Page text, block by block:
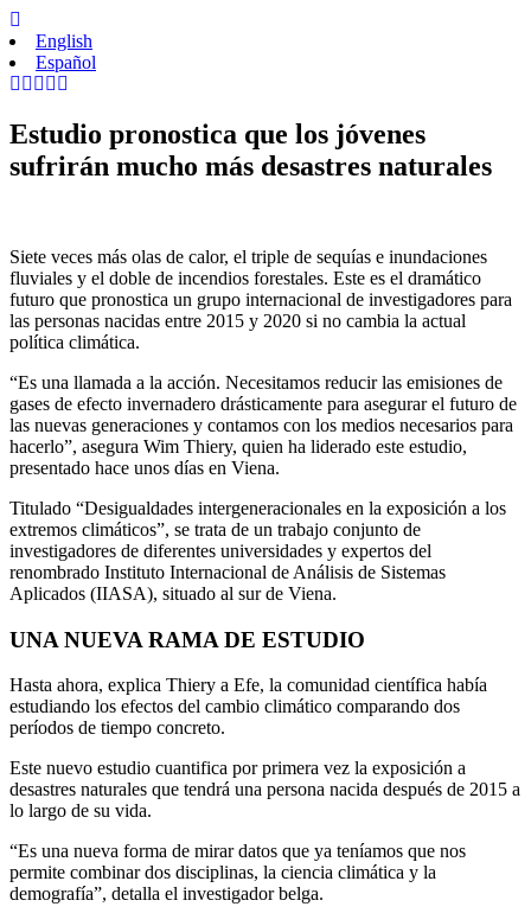
English
Español
Estudio pronostica que los jóvenes
sufrirán mucho más desastres naturales
Siete veces más olas de calor, el triple de sequías e inundaciones
fluviales y el doble de incendios forestales. Este es el dramático
futuro que pronostica un grupo internacional de investigadores para
las personas nacidas entre 2015 y 2020 si no cambia la actual
política climática.
“Es una llamada a la acción. Necesitamos reducir las emisiones de
gases de efecto invernadero drásticamente para asegurar el futuro de
las nuevas generaciones y contamos con los medios necesarios para
hacerlo”, asegura Wim Thiery, quien ha liderado este estudio,
presentado hace unos días en Viena.
Titulado “Desigualdades intergeneracionales en la exposición a los
extremos climáticos”, se trata de un trabajo conjunto de
investigadores de diferentes universidades y expertos del
renombrado Instituto Internacional de Análisis de Sistemas
Aplicados (IIASA), situado al sur de Viena.
UNA NUEVA RAMA DE ESTUDIO
Hasta ahora, explica Thiery a Efe, la comunidad científica había
estudiando los efectos del cambio climático comparando dos
períodos de tiempo concreto.
Este nuevo estudio cuantifica por primera vez la exposición a
desastres naturales que tendrá una persona nacida después de 2015 a
lo largo de su vida.
“Es una nueva forma de mirar datos que ya teníamos que nos
permite combinar dos disciplinas, la ciencia climática y la
demografía”, detalla el investigador belga.